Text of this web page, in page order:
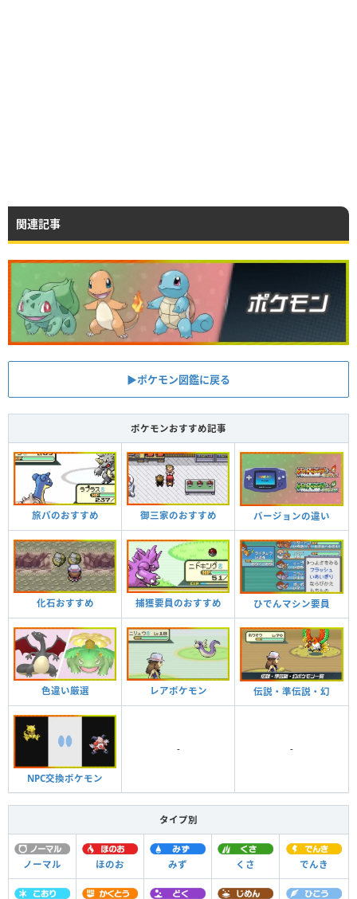
関連記事
▶︎ポケモン図鑑に戻る
ポケモンおすすめ記事
旅パのおすすめ 御三家のおすすめ バージョンの違い
化石おすすめ 捕獲要員のおすすめ ひでんマシン要員
色違い厳選 レアポケモン 伝説・準伝説・幻
NPC交換ポケモン
- -
タイプ別
ノーマル ほのお みず くさ でんき